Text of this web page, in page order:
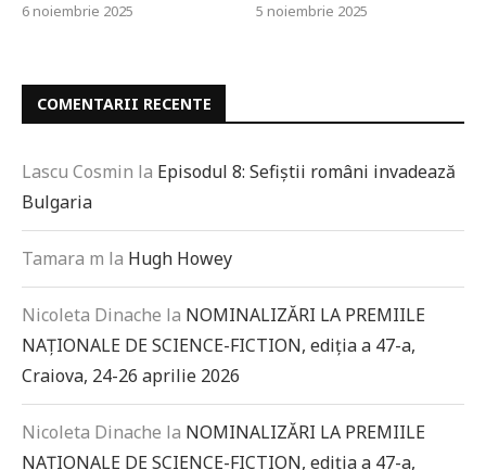
6 noiembrie 2025 5 noiembrie 2025
COMENTARII RECENTE
Lascu Cosmin la Episodul 8: Sefiștii români invadează
Bulgaria
Tamara m la Hugh Howey
Nicoleta Dinache la NOMINALIZĂRI LA PREMIILE
NAȚIONALE DE SCIENCE-FICTION, ediția a 47-a,
Craiova, 24-26 aprilie 2026
Nicoleta Dinache la NOMINALIZĂRI LA PREMIILE
NAȚIONALE DE SCIENCE-FICTION, ediția a 47-a,